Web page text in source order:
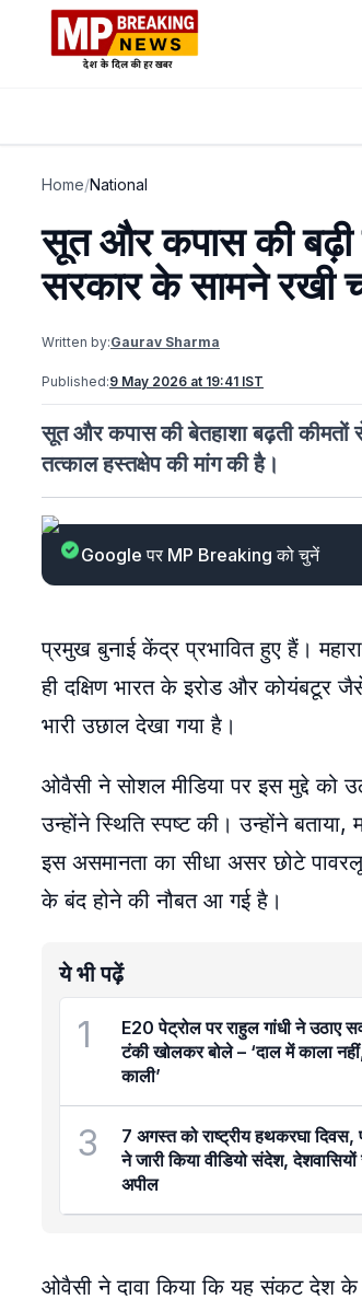
Home/National
सूत और कपास की बढ़ी
सरकार के सामने रखी
Written by:Gaurav Sharma
Published:9 May 2026 at 19:41 IST
सूत और कपास की बेतहाशा बढ़ती
तत्काल हस्तक्षेप की मांग की है।
Google पर MP Breaking को चुनें
प्रमुख बुनाई केंद्र प्रभावित हुए हैं।
ही दक्षिण भारत के इरोड और कोयंबटूर
भारी उछाल देखा गया है।
ओवैसी ने सोशल मीडिया पर इस मुद्दे को
उन्होंने स्थिति स्पष्ट की। उन्होंने
इस असमानता का सीधा असर छोटे
के बंद होने की नौबत आ गई है।
ये भी पढ़ें
1
E20 पेट्रोल पर राहुल गांधी ने उठाए
टंकी खोलकर बोले – ‘दाल में काला
काली’
3
7 अगस्त को राष्ट्रीय हथकरघा दिवस,
ने जारी किया वीडियो संदेश,
अपील
ओवैसी ने दावा किया कि यह संकट देश के